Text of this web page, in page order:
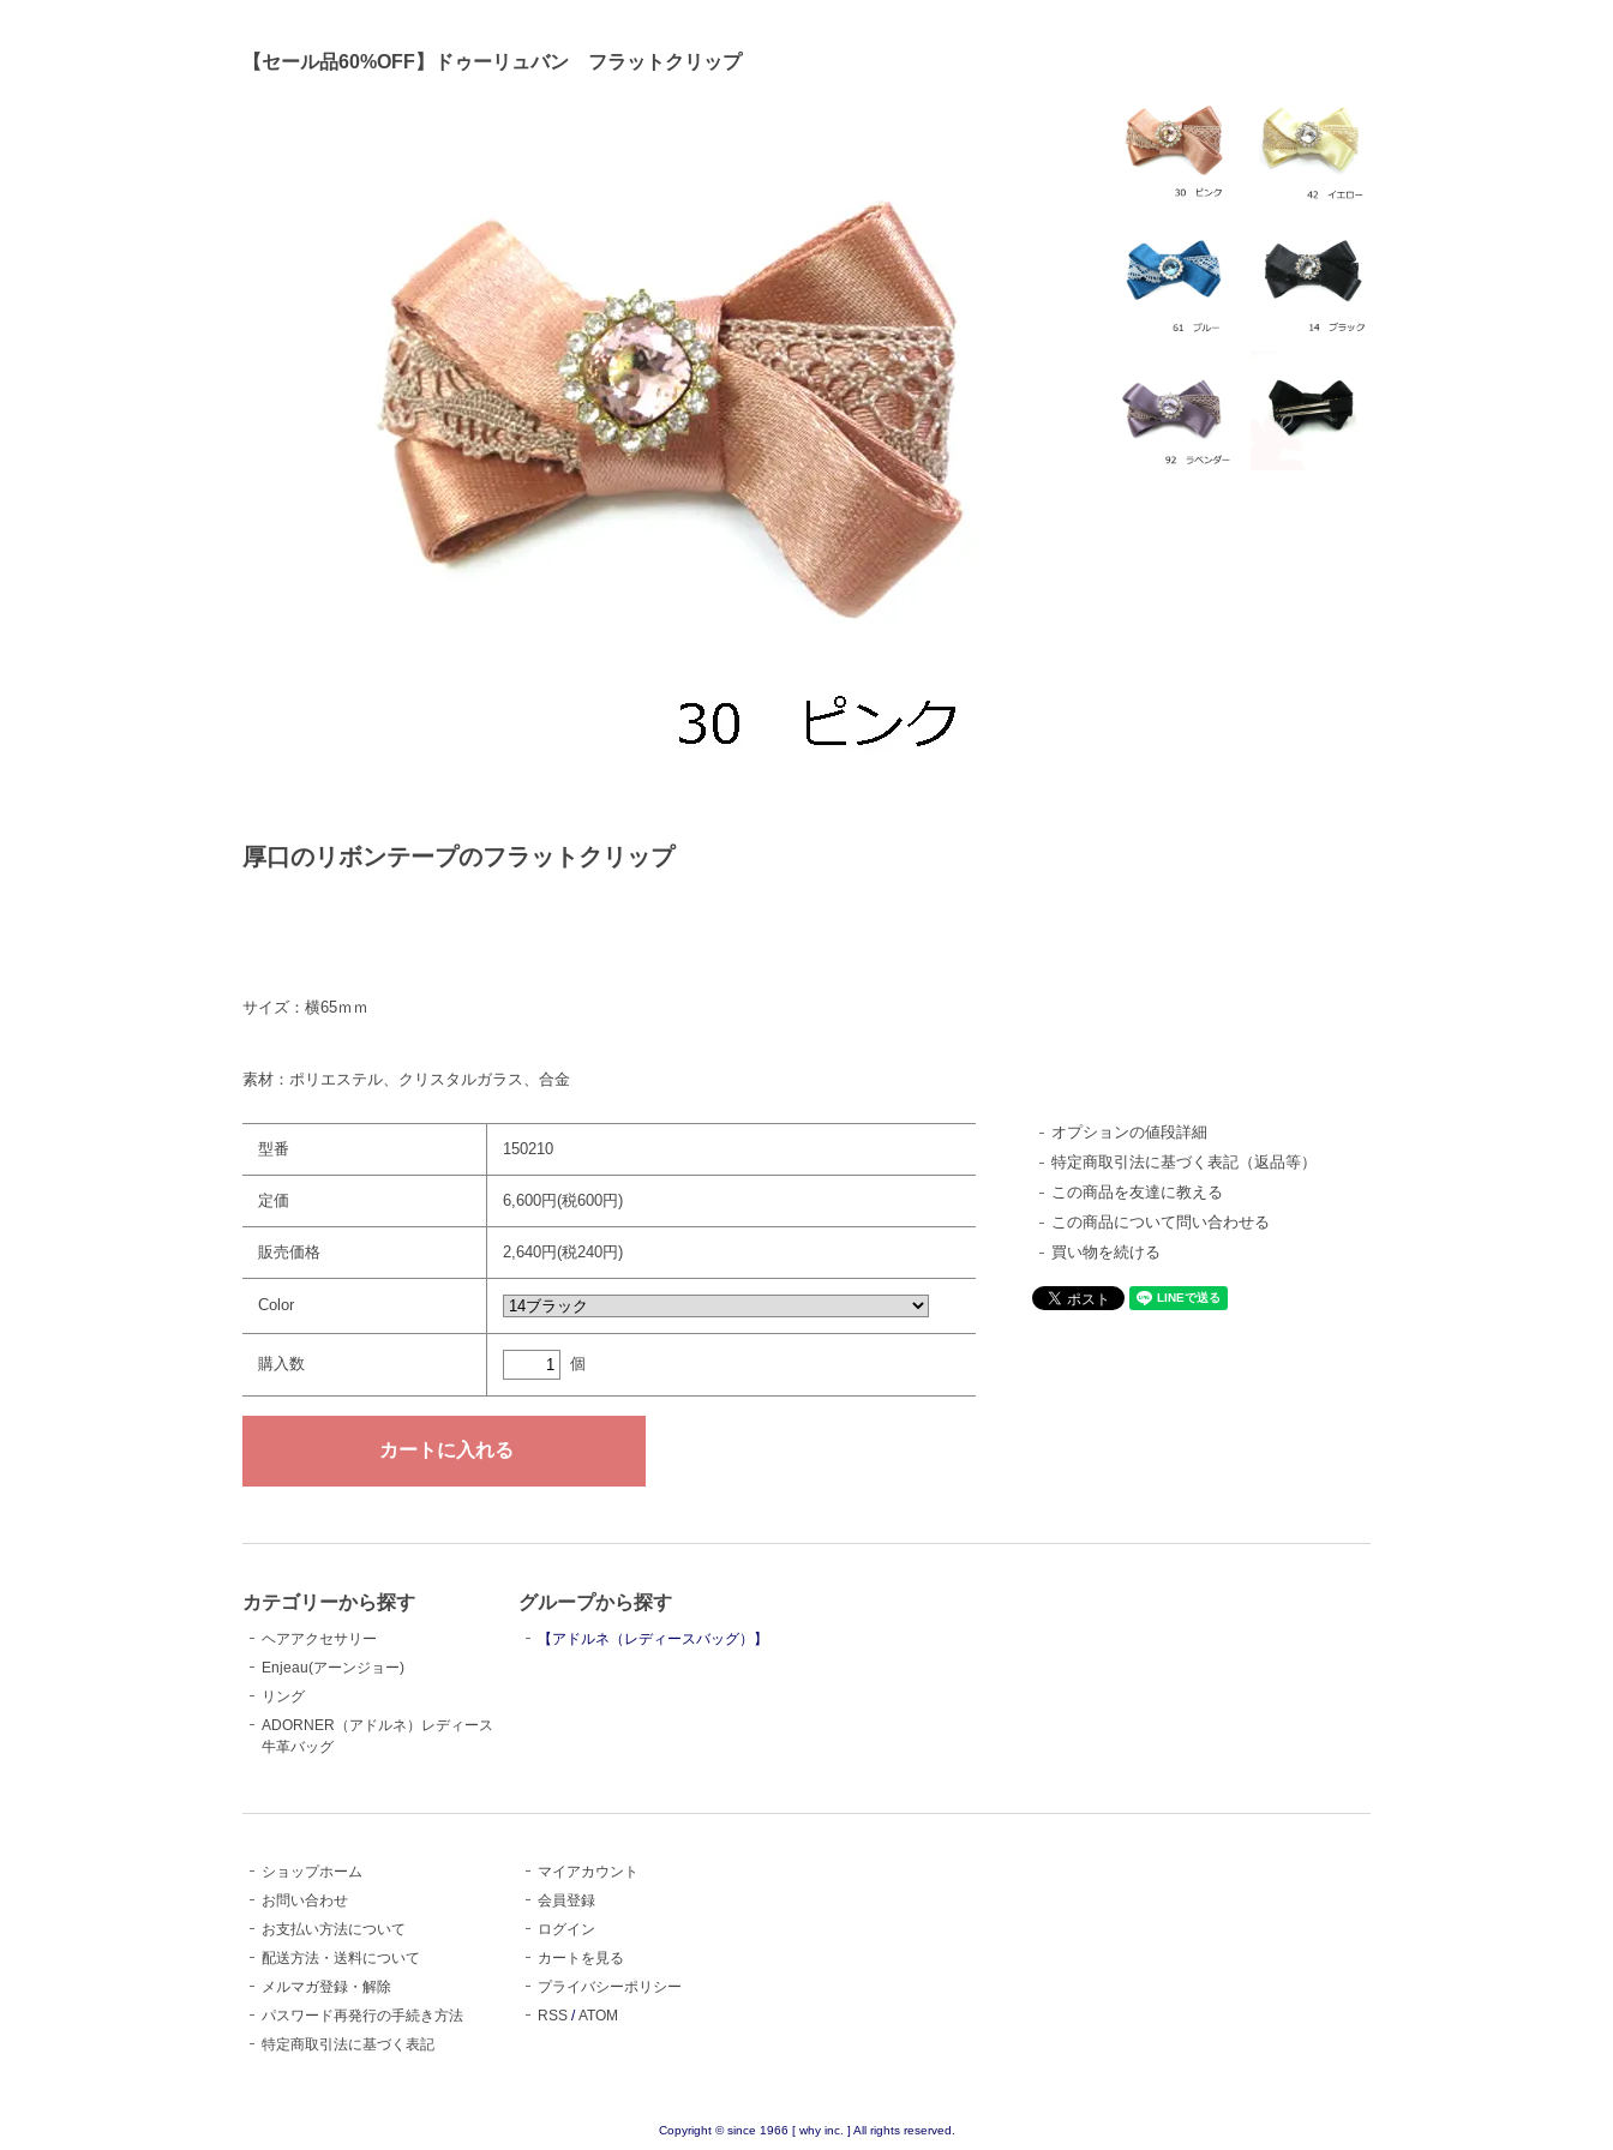
【セール品60%OFF】ドゥーリュバン フラットクリップ
厚口のリボンテープのフラットクリップ
サイズ：横65ｍｍ
素材：ポリエステル、クリスタルガラス、合金
型番 150210
定価 6,600円(税600円)
販売価格 2,640円(税240円)
Color
購入数 個
オプションの値段詳細
特定商取引法に基づく表記（返品等）
この商品を友達に教える
この商品について問い合わせる
買い物を続ける
カテゴリーから探す
ヘアアクセサリー
Enjeau(アーンジョー)
リング
ADORNER（アドルネ）レディース
牛革バッグ
グループから探す
【アドルネ（レディースバッグ）】
ショップホーム
お問い合わせ
お支払い方法について
配送方法・送料について
メルマガ登録・解除
パスワード再発行の手続き方法
特定商取引法に基づく表記
マイアカウント
会員登録
ログイン
カートを見る
プライバシーポリシー
RSS /ATOM
Copyright © since 1966 [ why inc. ] All rights reserved.